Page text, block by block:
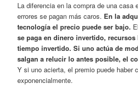
La diferencia en la compra de una casa
errores se pagan más caros. En la
tecnología el precio puede ser bajo.
se paga en dinero invertido,
tiempo invertido. Si uno actúa de
salgan a relucir lo antes posible, el
Y si uno acierta, el premio puede haber
exponencialmente.